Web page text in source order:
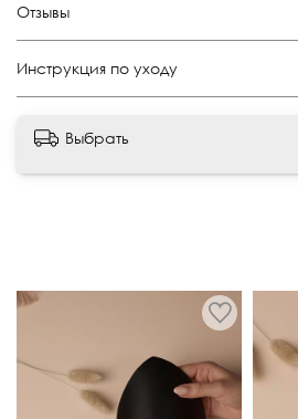
Anutina
100% поролон
Бежевый
Отзывы
Инструкция по уходу
Ручная стирка при t° до 30°.
Использовать мягкие средства
Сушка:Сушить на плоскости,
руками.
Выбрать